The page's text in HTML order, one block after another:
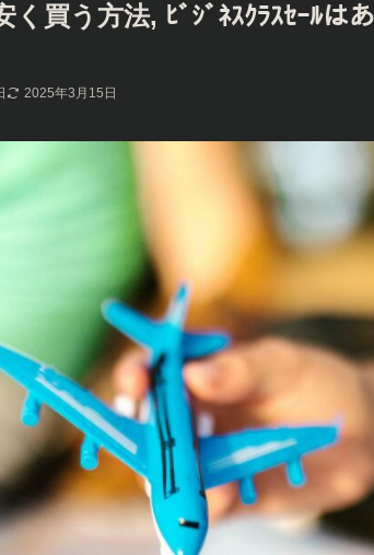
く買う方法, ﾋﾞｼﾞﾈｽｸﾗｽｾｰﾙは
2025年3月15日